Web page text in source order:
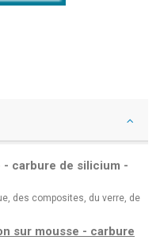
- carbure de silicium -
des composites, du verre, de
sur mousse - carbure